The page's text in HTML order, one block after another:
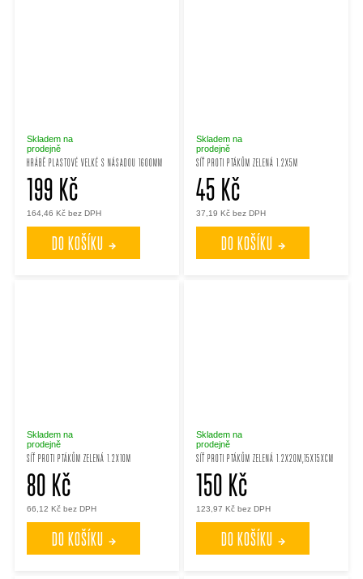
HRÁBĚ PLASTOVÉ VELKÉ S NÁSADOU 1600MM
Skladem na
prodejně
164,46 Kč bez DPH
199 Kč
DO KOŠÍKU
SÍŤ PROTI PTÁKŮM ZELENÁ 1.2X5M
Skladem na
prodejně
37,19 Kč bez DPH
45 Kč
DO KOŠÍKU
SÍŤ PROTI PTÁKŮM ZELENÁ 1.2X10M
Skladem na
prodejně
66,12 Kč bez DPH
80 Kč
DO KOŠÍKU
SÍŤ PROTI PTÁKŮM ZELENÁ 1.2X20M,15X15XCM
Skladem na
prodejně
123,97 Kč bez DPH
150 Kč
DO KOŠÍKU